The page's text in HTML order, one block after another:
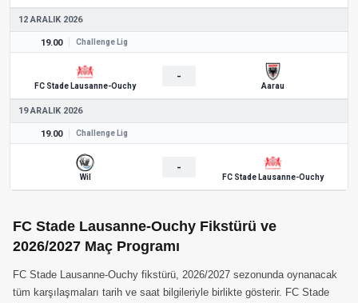
12 ARALIK 2026
19.00 Challenge Lig
FC Stade Lausanne-Ouchy
-
Aarau
19 ARALIK 2026
19.00 Challenge Lig
Wil
-
FC Stade Lausanne-Ouchy
FC Stade Lausanne-Ouchy Fikstürü ve
2026/2027 Maç Programı
FC Stade Lausanne-Ouchy fikstürü, 2026/2027 sezonunda oynanacak
tüm karşılaşmaları tarih ve saat bilgileriyle birlikte gösterir. FC Stade